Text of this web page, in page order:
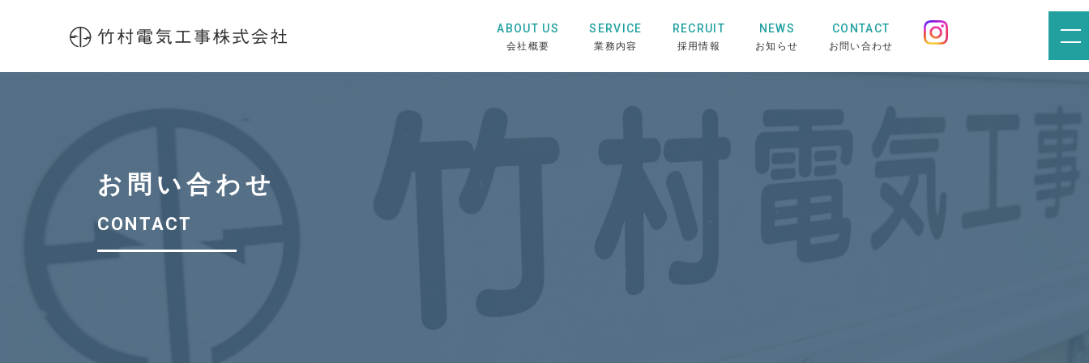
ABOUT US
会社概要
SERVICE
業務内容
RECRUIT
採用情報
NEWS
お知らせ
CONTACT
お問い合わせ
お問い合わせ
CONTACT